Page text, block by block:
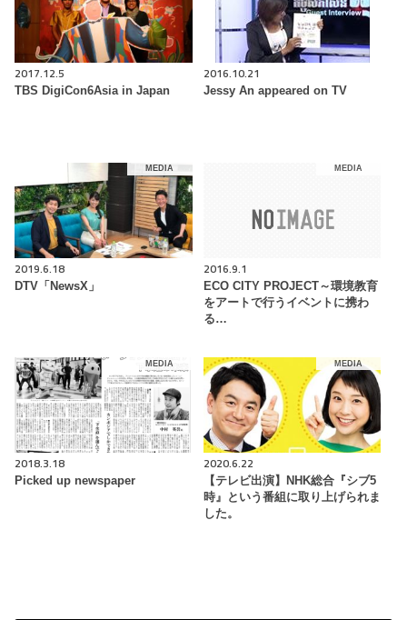
2017.12.5
TBS DigiCon6Asia in Japan
2016.10.21
Jessy An appeared on TV
MEDIA
2019.6.18
DTV「NewsX」
MEDIA
2016.9.1
ECO CITY PROJECT～環境教育
をアートで行うイベントに携わ
る…
MEDIA
2018.3.18
Picked up newspaper
MEDIA
2020.6.22
【テレビ出演】NHK総合『シブ5
時』という番組に取り上げられま
した。